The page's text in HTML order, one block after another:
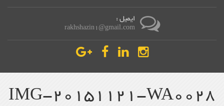
ایمیل :
rakhshazin1@gmail.com
IMG-20151121-WA0028